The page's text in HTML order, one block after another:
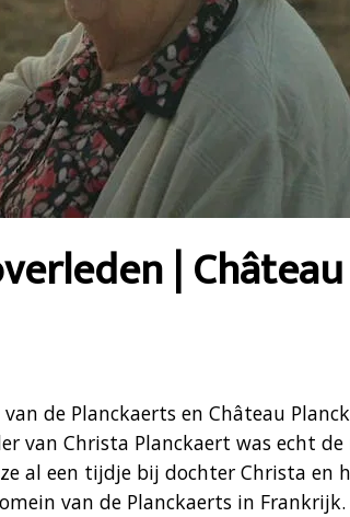
|
de Planckaerts en Château
van Christa Planckaert was echt
al een tijdje bij dochter Christa en
van de Planckaerts in